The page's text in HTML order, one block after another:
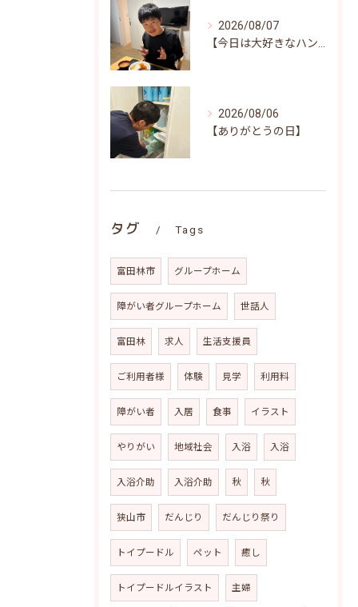
2026/08/07
2026/08/06
【ありがとうの日】
タグ Tags
富田林市 グループホーム
障がい者グループホーム 世話人
富田林 求人 生活支援員
ご利用者様 体験 見学 利用料
障がい者 入居 食事 イラスト
やりがい 地域社会 入浴 入浴
入浴介助 入浴介助 秋 秋
狭山市 だんじり だんじり祭り
トイプードル ペット 癒し
トイプードルイラスト 主婦